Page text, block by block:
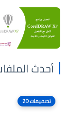
أحدث الملفات
تصميمات 2D